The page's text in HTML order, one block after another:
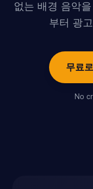
없는 배경 음악
부터 광
무료
No